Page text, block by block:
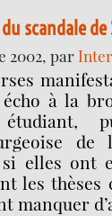
scandale
2002, par
à la
si elles ont
les thèses
manquer